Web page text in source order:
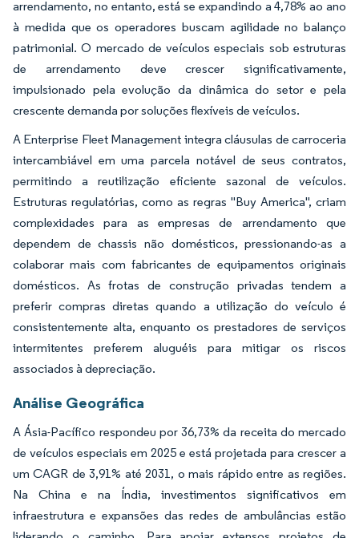
arrendamento, no entanto, está se expandindo a 4,78% ao ano
à medida que os operadores buscam agilidade no balanço
patrimonial. O mercado de veículos especiais sob estruturas
de arrendamento deve crescer significativamente,
impulsionado pela evolução da dinâmica do setor e pela
crescente demanda por soluções flexíveis de veículos.
A Enterprise Fleet Management integra cláusulas de carroceria
intercambiável em uma parcela notável de seus contratos,
permitindo a reutilização eficiente sazonal de veículos.
Estruturas regulatórias, como as regras "Buy America", criam
complexidades para as empresas de arrendamento que
dependem de chassis não domésticos, pressionando-as a
colaborar mais com fabricantes de equipamentos originais
domésticos. As frotas de construção privadas tendem a
preferir compras diretas quando a utilização do veículo é
consistentemente alta, enquanto os prestadores de serviços
intermitentes preferem aluguéis para mitigar os riscos
associados à depreciação.
Análise Geográfica
A Ásia-Pacífico respondeu por 36,73% da receita do mercado
de veículos especiais em 2025 e está projetada para crescer a
um CAGR de 3,91% até 2031, o mais rápido entre as regiões.
Na China e na Índia, investimentos significativos em
infraestrutura e expansões das redes de ambulâncias estão